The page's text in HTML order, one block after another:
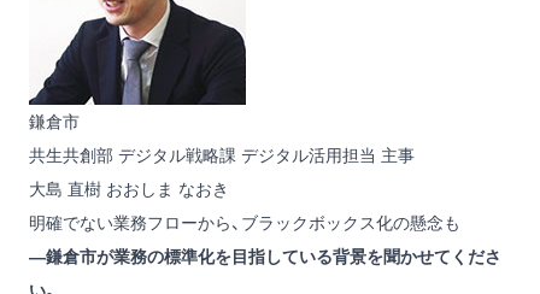
鎌倉市
共生共創部 デジタル戦略課 デジタル活用担当 主事
大島 直樹 おおしま なおき
明確でない業務フローから、ブラックボックス化の懸念も
―鎌倉市が業務の標準化を目指している背景を聞かせてくださ